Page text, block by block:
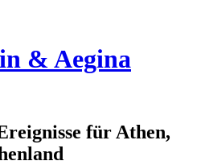
& Aegina
für Athen,